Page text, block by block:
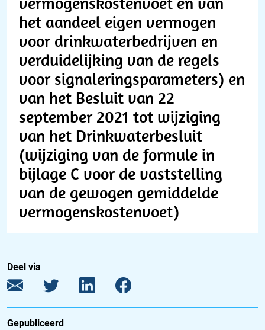
het aandeel eigen vermogen
voor drinkwaterbedrijven en
verduidelijking van de regels
voor signaleringsparameters) en
van het Besluit van 22
september 2021 tot wijziging
van het Drinkwaterbesluit
(wijziging van de formule in
bijlage C voor de vaststelling
van de gewogen gemiddelde
vermogenskostenvoet)
Deel via
Gepubliceerd